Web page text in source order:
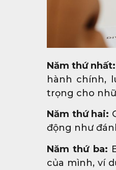
Năm thứ nhất:
hành chính,
trọng cho
Năm thứ hai:
động như
Năm thứ ba:
của mình, ví